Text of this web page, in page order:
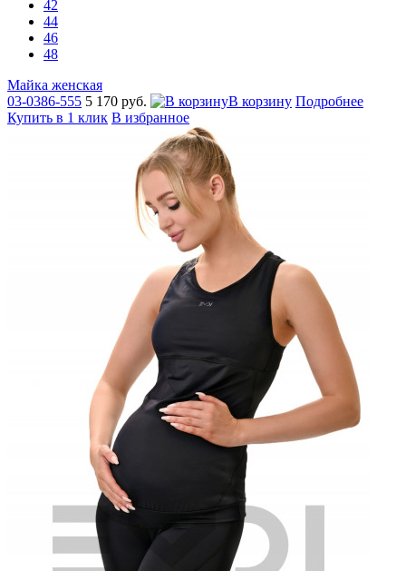
42
44
46
48
Майка женская
03-0386-555 5 170 руб. В корзину Подробнее
Купить в 1 клик В избранное